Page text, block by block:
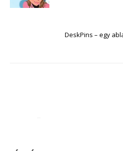
DeskPins – egy